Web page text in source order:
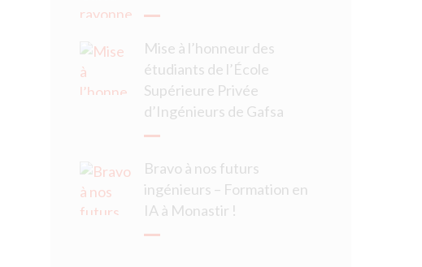
Mise à l’honneur des
étudiants de l’École
Supérieure Privée
d’Ingénieurs de Gafsa
Bravo à nos futurs
ingénieurs – Formation en
IA à Monastir !